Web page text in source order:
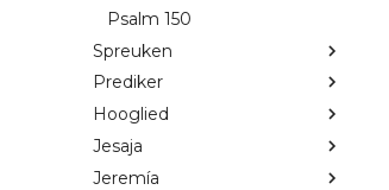
Psalm 150
Spreuken
Prediker
Hooglied
Jesaja
Jeremía